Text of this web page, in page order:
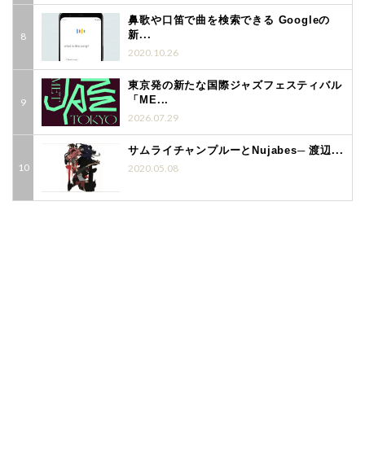
鼻歌や口笛で曲を検索できる Googleの
新...
2020.10.26
東京発の新たな国際ジャズフェスティバル
「ME...
2026.07.29
サムライチャンプルーとNujabes─ 渡辺...
2020.05.08